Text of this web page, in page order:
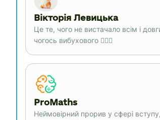
ProMaths
Неймовірний прорив у сфері
Вікторія Левицька
Це те, чого не вистачало всім і
чогось вибухового ❤️‍🔥🚀